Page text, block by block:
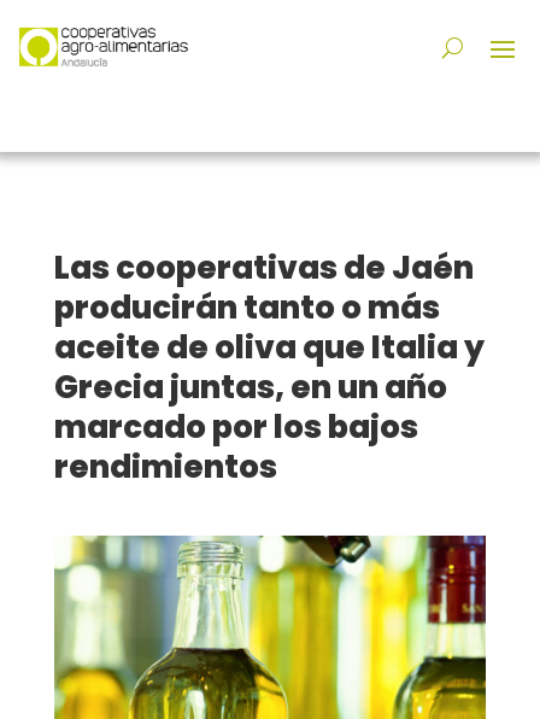
Las cooperativas de Jaén
producirán tanto o más
aceite de oliva que Italia y
Grecia juntas, en un año
marcado por los bajos
rendimientos